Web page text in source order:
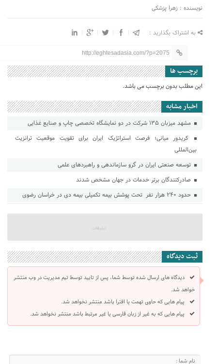
نویسنده : زهرا پزشکی
به اشتراک بگذارید :
http://eghtesadasia.com/?p=2075
برچسب ها
این مطلب بدون برچسب می باشد.
اخبار مشابه
مشهد میزبان ۱۳۵ شرکت در دو نمایشگاه تخصصی چاپ و صنایع غذایی
کریدور میانی؛ فرصت استراتژیک ایران برای تقویت موقعیت ترانزیت
بین‌المللی
توسعه صنعتی ایران در گرو سازماندهی و راهبردهای علمی
صادرکنندگان برتر خدمات در جهان مشخص شدند
حدود ۲۴۰ هزار نفر تحت پوشش بیمه تکمیلی بیمه دی در خراسان رضوی
ثبت دیدگاه
دیدگاه های ارسال شده توسط شما، پس از تایید توسط تیم مدیریت در وب منتشر
خواهد شد.
پیام هایی که حاوی تهمت یا افترا باشد منتشر نخواهد شد.
پیام هایی که به غیر از زبان فارسی یا غیر مرتبط باشد منتشر نخواهد شد.